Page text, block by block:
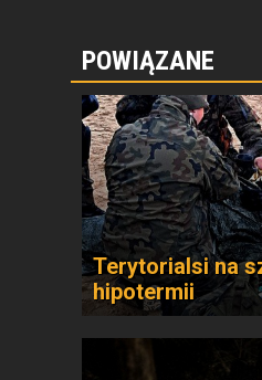
POWIĄZANE
Terytorialsi na
hipotermii